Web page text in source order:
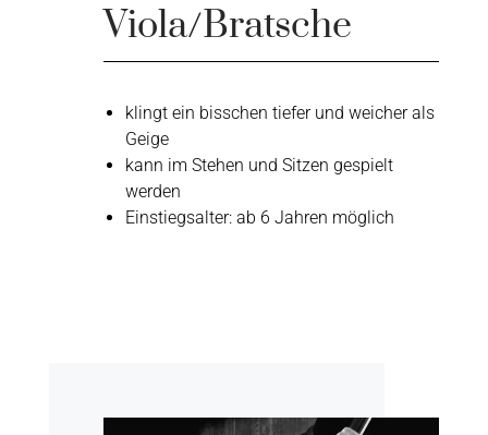
Viola/Bratsche
klingt ein bisschen tiefer und weicher als
Geige
kann im Stehen und Sitzen gespielt
werden
Einstiegsalter: ab 6 Jahren möglich